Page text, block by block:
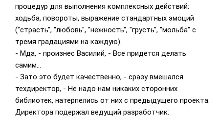
процедур для выполнения комплексных действий:
ходьба, повороты, выражение стандартных эмоций
("страсть", "любовь", "нежность", "грусть", "мольба" с
тремя градациями на каждую).
- Мда, - произнес Василий, - Все придется делать
самим...
- Зато это будет качественно, - сразу вмешался
техдиректор, - Не надо нам никаких сторонних
библиотек, натерпелись от них с предыдущего проекта.
Директора подержал ведущий разработчик: